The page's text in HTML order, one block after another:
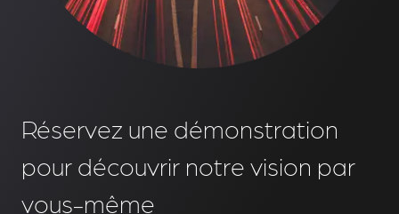
Réservez une démonstration
pour découvrir notre vision par
vous-même